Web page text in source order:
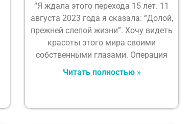
“Я ждала этого перехода 15 лет. 11
августа 2023 года я сказала: “Долой,
прежней слепой жизни”. Хочу видеть
красоты этого мира своими
собственными глазами. Операция
Читать полностью »